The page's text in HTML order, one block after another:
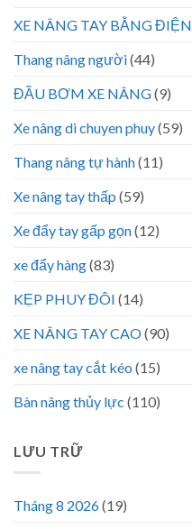
XE NÂNG TAY BẰNG ĐIỆN
Thang nâng người(44)
ĐẦU BƠM XE NÂNG(9)
Xe nâng di chuyen phuy(59)
Thang nâng tự hành(11)
Xe nâng tay thấp (59)
Xe đẩy tay gấp gọn(12)
xe đẩy hàng(83)
KẸP PHUY ĐÔI (14)
XE NÂNG TAY CAO(90)
xe nâng tay cắt kéo (15)
Bàn nâng thủy lực (110)
LƯU TRỮ
Tháng 8 2026(19)